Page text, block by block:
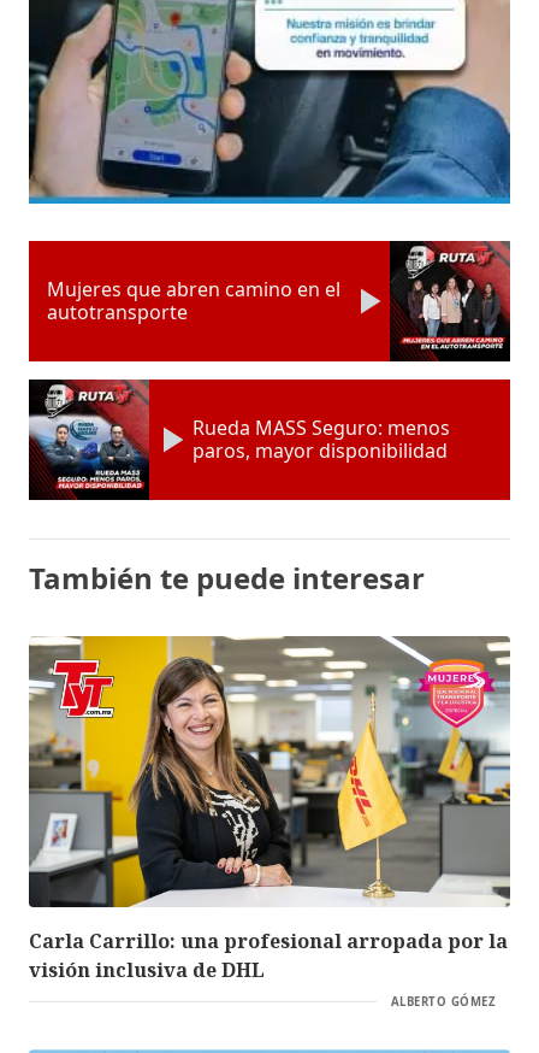
Mujeres que abren camino en el
autotransporte
Rueda MASS Seguro: menos
paros, mayor disponibilidad
También te puede interesar
Carla Carrillo: una profesional arropada por la
visión inclusiva de DHL
ALBERTO GÓMEZ